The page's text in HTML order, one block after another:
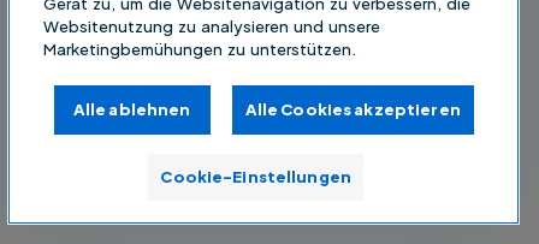
Websitenutzung zu analysieren und unsere
Marketingbemühungen zu unterstützen.
Alle ablehnen Alle Cookies akzeptieren
Cookie-Einstellungen